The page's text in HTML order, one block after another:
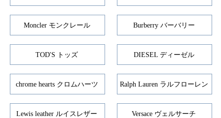
Moncler モンクレール Burberry バーバリー
TOD'S トッズ DIESEL ディーゼル
chrome hearts クロムハーツ Ralph Lauren ラルフローレン
Lewis leather ルイスレザー Versace ヴェルサーチ